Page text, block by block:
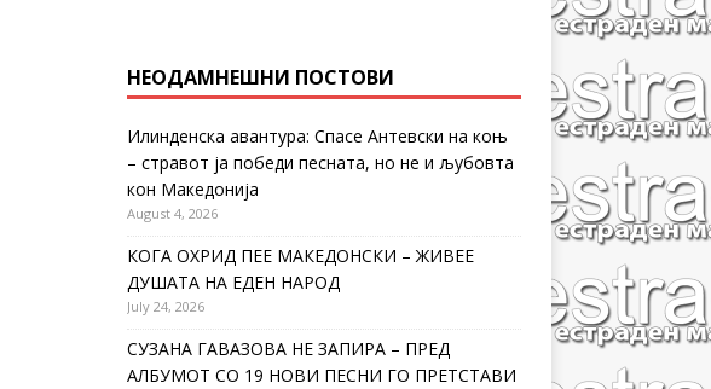
НЕОДАМНЕШНИ ПОСТОВИ
Илинденска авантура: Спасе Антевски на коњ
– стравот ја победи песната, но не и љубовта
кон Македонија
August 4, 2026
КОГА ОХРИД ПЕЕ МАКЕДОНСКИ – ЖИВЕЕ
ДУШАТА НА ЕДЕН НАРОД
July 24, 2026
СУЗАНА ГАВАЗОВА НЕ ЗАПИРА – ПРЕД
АЛБУМОТ СО 19 НОВИ ПЕСНИ ГО ПРЕТСТАВИ